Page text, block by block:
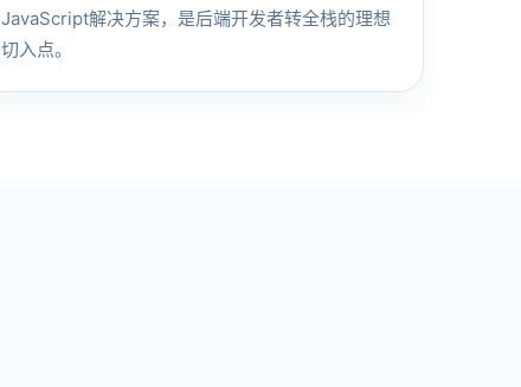
JavaScript解决方案，是后端开发者转全栈的理想
切入点。